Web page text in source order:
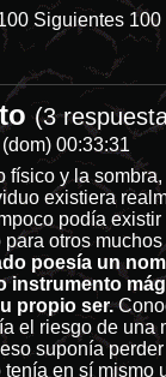
más de 3
Siguientes 100
(3
00:33:31
físico y la sombra,
existiera
podía
otros
poesía un
instrumento
propio ser.
el riesgo de
suponía
en sí mismo